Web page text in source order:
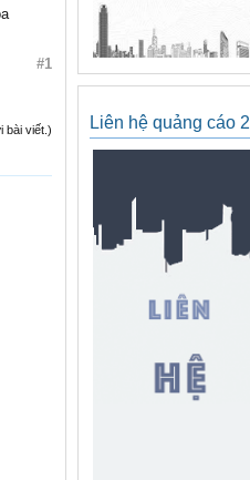
#1
bài viết.) Liên hệ quảng cáo 2